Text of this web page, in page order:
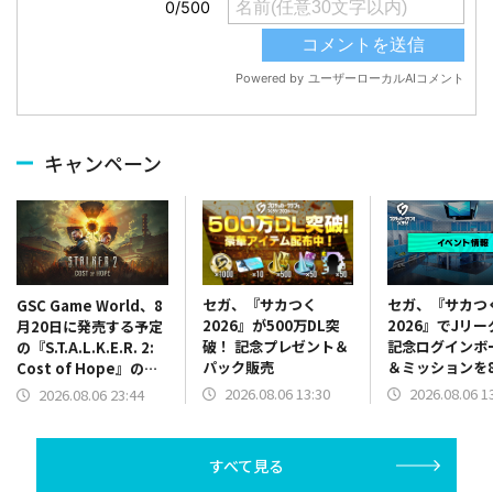
キャンペーン
GSC Game World、8
月20日に発売する予定
の『S.T.A.L.K.E.R. 2:
Cost of Hope』のロ
ケーションを紹介する
2026.08.06 23:44
セガ、『サカつく
2026』が500万DL突
破！ 記念プレゼント＆
パック販売
2026.08.06 13:30
セガ、『サカつ
2026』でJリー
記念ログインボ
＆ミッション
13時より開催
2026.08.06
すべて見る